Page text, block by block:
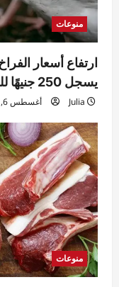
4
5
منوعات
ارتفاع أسعار
يسجل 250 جنيهًا للكيلو
Julia أغسطس 6, 2026
منوعات